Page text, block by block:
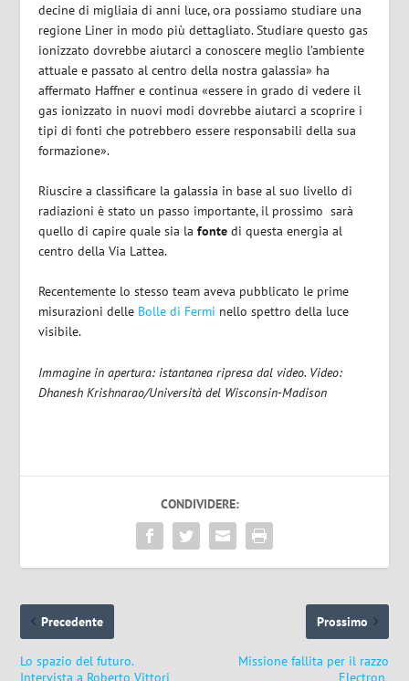
decine di migliaia di anni luce, ora possiamo studiare una
regione Liner in modo più dettagliato. Studiare questo gas
ionizzato dovrebbe aiutarci a conoscere meglio l’ambiente
attuale e passato al centro della nostra galassia» ha
affermato Haffner e continua «essere in grado di vedere il
gas ionizzato in nuovi modi dovrebbe aiutarci a scoprire i
tipi di fonti che potrebbero essere responsabili della sua
formazione».
Riuscire a classificare la galassia in base al suo livello di
radiazioni è stato un passo importante, il prossimo sarà
quello di capire quale sia lafonte di questa energia al
centro della Via Lattea.
Recentemente lo stesso team aveva pubblicato le prime
misurazioni delle Bolle di Fermi nello spettro della luce
visibile.
Immagine in apertura: istantanea ripresa dal video. Video:
Dhanesh Krishnarao/Università del Wisconsin-Madison
CONDIVIDERE:
Precedente
Lo spazio del futuro.
Intervista a Roberto Vittori
Prossimo
Missione fallita per il razzo
Electron